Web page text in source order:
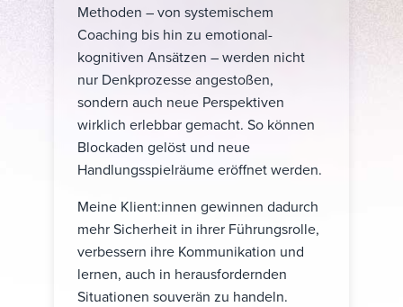
Methoden – von systemischem
Coaching bis hin zu emotional-
kognitiven Ansätzen – werden nicht
nur Denkprozesse angestoßen,
sondern auch neue Perspektiven
wirklich erlebbar gemacht. So können
Blockaden gelöst und neue
Handlungsspielräume eröffnet werden.
Meine Klient:innen gewinnen dadurch
mehr Sicherheit in ihrer Führungsrolle,
verbessern ihre Kommunikation und
lernen, auch in herausfordernden
Situationen souverän zu handeln.